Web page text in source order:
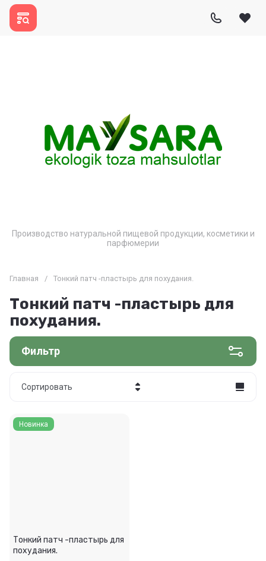
Производство натуральной пищевой продукции, косметики и
парфюмерии
Главная / Тонкий патч -пластырь для похудания.
Тонкий патч -пластырь для
похудания.
Фильтр
Сортировать
Цена - возрастание
Новинка
Тонкий патч -пластырь для
похудания.